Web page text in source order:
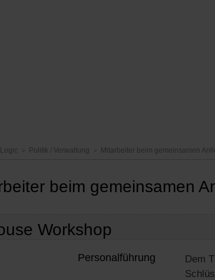
Politik / Verwaltung Mitarbeiter beim gemeinsamen
beim gemeinsamen
Workshop
Personalführung
Dem